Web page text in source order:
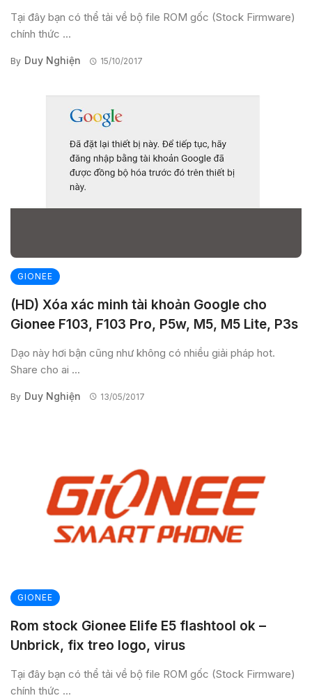
Tại đây bạn có thể tải về bộ file ROM gốc (Stock Firmware)
chính thức ...
By Duy Nghiện 15/10/2017
GIONEE
(HD) Xóa xác minh tài khoản Google cho
Gionee F103, F103 Pro, P5w, M5, M5 Lite, P3s
Dạo này hơi bận cũng như không có nhiều giải pháp hot.
Share cho ai ...
By Duy Nghiện 13/05/2017
GIONEE
Rom stock Gionee Elife E5 flashtool ok –
Unbrick, fix treo logo, virus
Tại đây bạn có thể tải về bộ file ROM gốc (Stock Firmware)
chính thức ...